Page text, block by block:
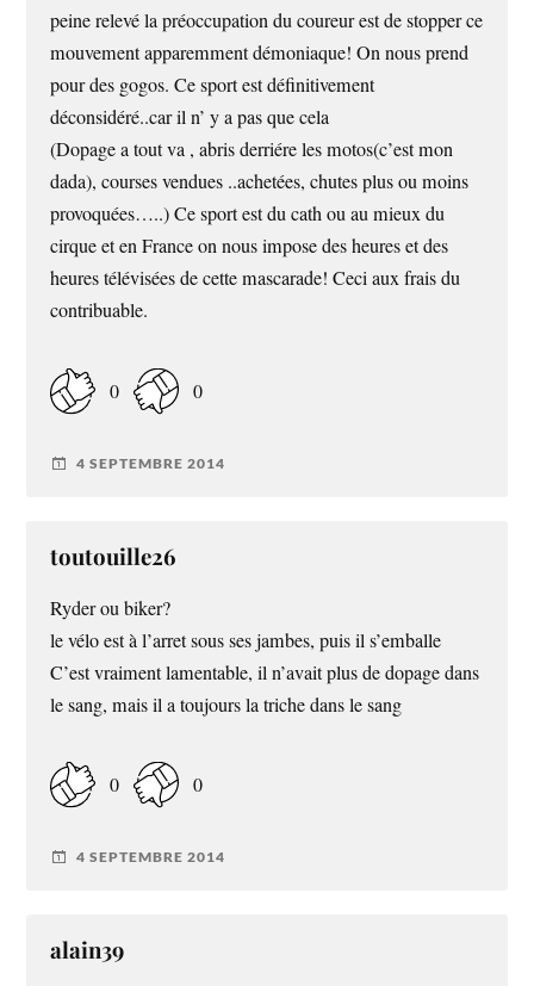
peine relevé la préoccupation du coureur est de stopper ce
mouvement apparemment démoniaque! On nous prend
pour des gogos. Ce sport est définitivement
déconsidéré..car il n’ y a pas que cela
(Dopage a tout va , abris derriére les motos(c’est mon
dada), courses vendues ..achetées, chutes plus ou moins
provoquées…..) Ce sport est du cath ou au mieux du
cirque et en France on nous impose des heures et des
heures télévisées de cette mascarade! Ceci aux frais du
contribuable.
0 0
4 SEPTEMBRE 2014
toutouille26
Ryder ou biker?
le vélo est à l’arret sous ses jambes, puis il s’emballe
C’est vraiment lamentable, il n’avait plus de dopage dans
le sang, mais il a toujours la triche dans le sang
0 0
4 SEPTEMBRE 2014
alain39